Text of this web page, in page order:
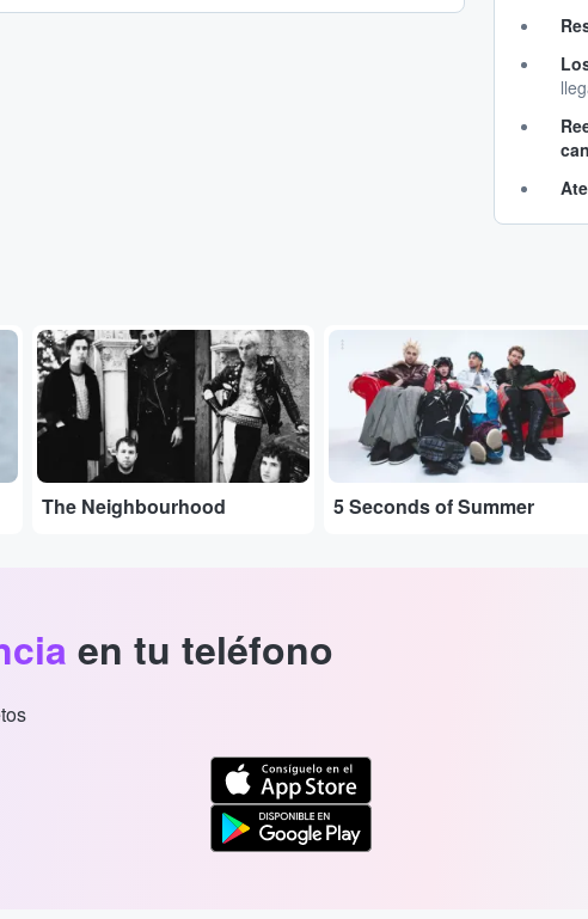
...
The Neighbourhood 5 Seconds of Summer
en tu teléfono